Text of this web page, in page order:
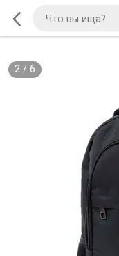
2/ 6